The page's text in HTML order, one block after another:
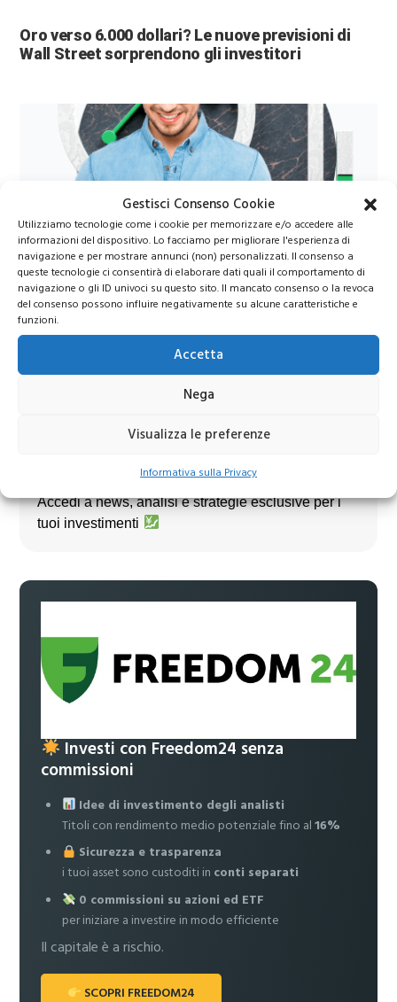
Gestisci Consenso Cookie
Utilizziamo tecnologie come i cookie per memorizzare e/o accedere alle
informazioni del dispositivo. Lo facciamo per migliorare l'esperienza di
navigazione e per mostrare annunci (non) personalizzati. Il consenso a
queste tecnologie ci consentirà di elaborare dati quali il comportamento di
navigazione o gli ID univoci su questo sito. Il mancato consenso o la revoca
del consenso possono influire negativamente su alcune caratteristiche e
funzioni.
Accetta
Nega
Visualizza le preferenze
Informativa sulla Privacy
Oro verso 6.000 dollari? Le nuove previsioni di
Wall Street sorprendono gli investitori
Azioni Bance Europee
Azioni banche europee da mettere nel mirino nei
prossimi mesi
Unisciti al nostro canale Telegram!
Accedi a news, analisi e strategie esclusive per i
tuoi investimenti
Investi con Freedom24 senza
commissioni
Idee di investimento degli analisti
Titoli con rendimento medio potenziale fino al16%
Sicurezza e trasparenza
i tuoi asset sono custoditi in conti separati
0 commissioni su azioni ed ETF
per iniziare a investire in modo efficiente
Il capitale è a rischio.
SCOPRI FREEDOM24